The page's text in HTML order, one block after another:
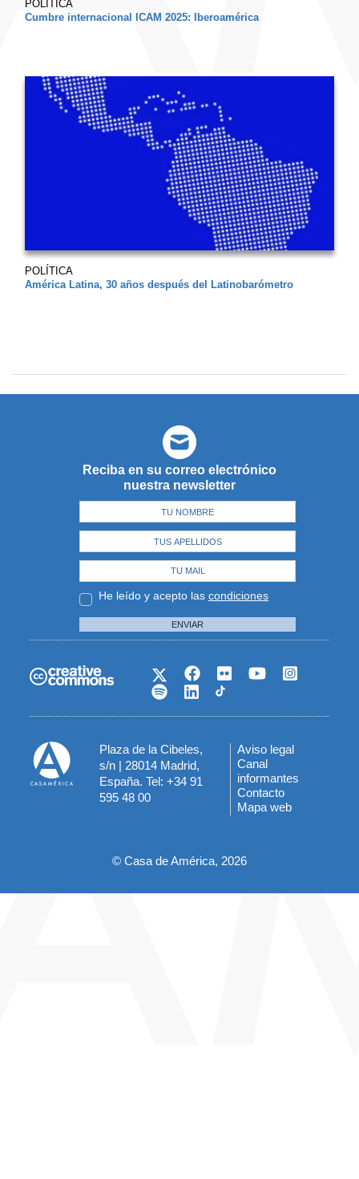
POLÍTICA
Cumbre internacional ICAM 2025: Iberoamérica
POLÍTICA
América Latina, 30 años después del Latinobarómetro
Reciba en su correo electrónico
nuestra newsletter
He leído y acepto las condiciones
ENVIAR
Plaza de la Cibeles,
s/n | 28014 Madrid,
España. Tel: +34 91
595 48 00
Menú
del
pie
Aviso legal
Canal
informantes
Contacto
Mapa web
© Casa de América, 2026